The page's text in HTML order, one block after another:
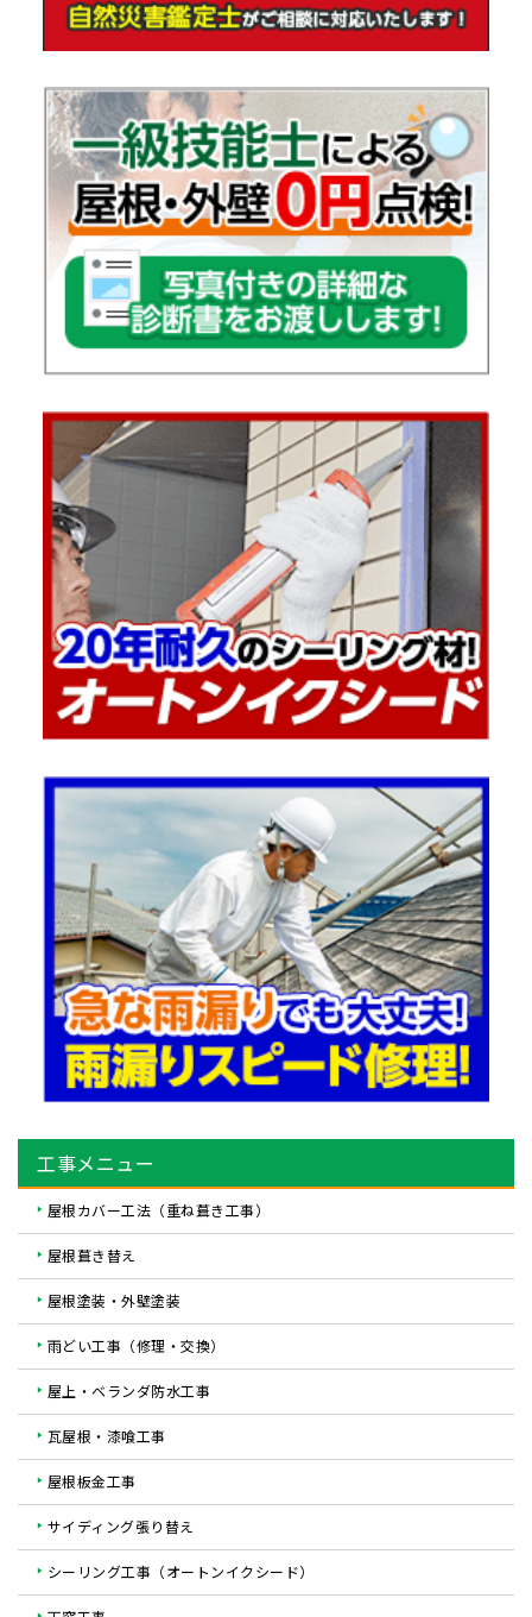
工事メニュー
屋根カバー工法（重ね葺き工事）
屋根葺き替え
屋根塗装・外壁塗装
雨どい工事（修理・交換）
屋上・ベランダ防水工事
瓦屋根・漆喰工事
屋根板金工事
サイディング張り替え
シーリング工事（オートンイクシード）